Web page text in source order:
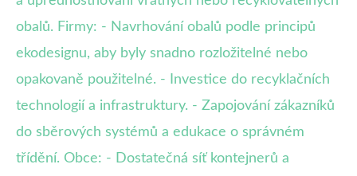
obalů. Firmy: - Navrhování obalů podle principů
ekodesignu, aby byly snadno rozložitelné nebo
opakovaně použitelné. - Investice do recyklačních
technologií a infrastruktury. - Zapojování zákazníků
do sběrových systémů a edukace o správném
třídění. Obce: - Dostatečná síť kontejnerů a